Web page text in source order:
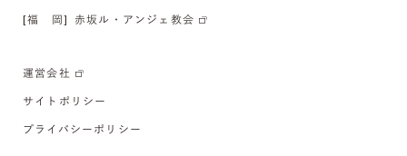
[福 岡] 赤坂ル・アンジェ教会
運営会社
サイトポリシー
プライバシーポリシー